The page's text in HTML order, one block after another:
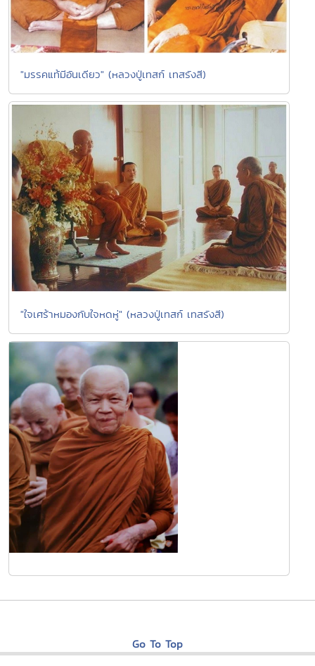
"มรรคแท้มีอันเดียว" (หลวงปู่เทสก์ เทสรังสี)
"ใจเศร้าหมองกับใจหดหู่" (หลวงปู่เทสก์ เทสรังสี)
Go To Top